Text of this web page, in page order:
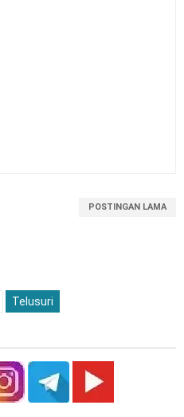
POSTINGAN LAMA